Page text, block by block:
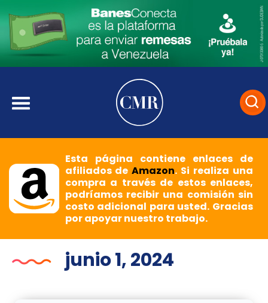
Esta página contiene enlaces de
afiliados deAmazon. Si realiza una
compra a través de estos enlaces,
podríamos recibir una comisión sin
costo adicional para usted. Gracias
por apoyar nuestro trabajo.
junio 1, 2024